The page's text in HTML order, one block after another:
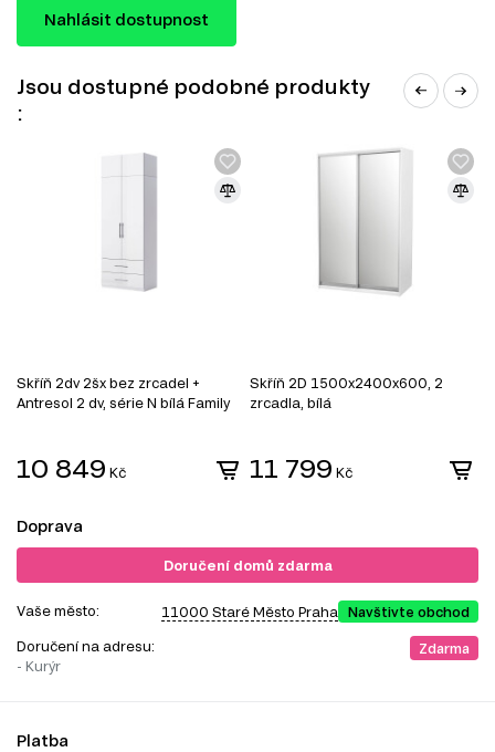
Nahlásit dostupnost
Jsou dostupné podobné produkty
:
Skříň 2dv 2šx bez zrcadel +
Antresol 2 dv, série N bílá Family
10 849 Kč
Skříň 2D 1500x2400x600, 2
zrcadla, bílá
11 799 Kč
Doprava
Doručení domů zdarma
Vaše město: 11000 Staré Město Praha Navštivte obchod
Doručení na adresu:
- Kurýr
Zdarma
Platba